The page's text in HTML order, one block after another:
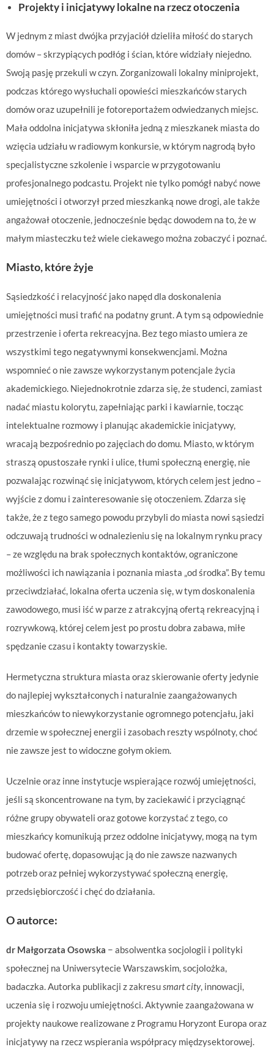
Projekty i inicjatywy lokalne na rzecz otoczenia
W jednym z miast dwójka przyjaciół dzieliła miłość do starych
domów – skrzypiących podłóg i ścian, które widziały niejedno.
Swoją pasję przekuli w czyn. Zorganizowali lokalny miniprojekt,
podczas którego wysłuchali opowieści mieszkańców starych
domów oraz uzupełnili je fotoreportażem odwiedzanych miejsc.
Mała oddolna inicjatywa skłoniła jedną z mieszkanek miasta do
wzięcia udziału w radiowym konkursie, w którym nagrodą było
specjalistyczne szkolenie i wsparcie w przygotowaniu
profesjonalnego podcastu. Projekt nie tylko pomógł nabyć nowe
umiejętności i otworzył przed mieszkanką nowe drogi, ale także
angażował otoczenie, jednocześnie będąc dowodem na to, że w
małym miasteczku też wiele ciekawego można zobaczyć i poznać.
Miasto, które żyje
Sąsiedzkość i relacyjność jako napęd dla doskonalenia
umiejętności musi trafić na podatny grunt. A tym są odpowiednie
przestrzenie i oferta rekreacyjna. Bez tego miasto umiera ze
wszystkimi tego negatywnymi konsekwencjami. Można
wspomnieć o nie zawsze wykorzystanym potencjale życia
akademickiego. Niejednokrotnie zdarza się, że studenci, zamiast
nadać miastu kolorytu, zapełniając parki i kawiarnie, tocząc
intelektualne rozmowy i planując akademickie inicjatywy,
wracają bezpośrednio po zajęciach do domu. Miasto, w którym
straszą opustoszałe rynki i ulice, tłumi społeczną energię, nie
pozwalając rozwinąć się inicjatywom, których celem jest jedno –
wyjście z domu i zainteresowanie się otoczeniem. Zdarza się
także, że z tego samego powodu przybyli do miasta nowi sąsiedzi
odczuwają trudności w odnalezieniu się na lokalnym rynku pracy
– ze względu na brak społecznych kontaktów, ograniczone
możliwości ich nawiązania i poznania miasta „od środka”. By temu
przeciwdziałać, lokalna oferta uczenia się, w tym doskonalenia
zawodowego, musi iść w parze z atrakcyjną ofertą rekreacyjną i
rozrywkową, której celem jest po prostu dobra zabawa, miłe
spędzanie czasu i kontakty towarzyskie.
Hermetyczna struktura miasta oraz skierowanie oferty jedynie
do najlepiej wykształconych i naturalnie zaangażowanych
mieszkańców to niewykorzystanie ogromnego potencjału, jaki
drzemie w społecznej energii i zasobach reszty wspólnoty, choć
nie zawsze jest to widoczne gołym okiem.
Uczelnie oraz inne instytucje wspierające rozwój umiejętności,
jeśli są skoncentrowane na tym, by zaciekawić i przyciągnąć
różne grupy obywateli oraz gotowe korzystać z tego, co
mieszkańcy komunikują przez oddolne inicjatywy, mogą na tym
budować ofertę, dopasowując ją do nie zawsze nazwanych
potrzeb oraz pełniej wykorzystywać społeczną energię,
przedsiębiorczość i chęć do działania.
O autorce:
dr Małgorzata Osowska − absolwentka socjologii i polityki
społecznej na Uniwersytecie Warszawskim, socjolożka,
badaczka. Autorka publikacji z zakresusmart city, innowacji,
uczenia się i rozwoju umiejętności. Aktywnie zaangażowana w
projekty naukowe realizowane z Programu Horyzont Europa oraz
inicjatywy na rzecz wspierania współpracy międzysektorowej.